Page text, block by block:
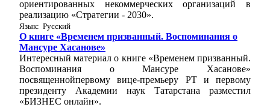
ориентированных некоммерческих организаций в
реализацию «Стратегии - 2030».
Язык: Русский
О книге «Временем призванный. Воспоминания о
Мансуре Хасанове»
Интересный материал о книге «Временем призванный.
Воспоминания о Мансуре Хасанове»
посвященнойпервому вице-премьеру РТ и первому
президенту Академии наук Татарстана разместил
«БИЗНЕС онлайн».